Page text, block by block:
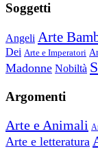
Soggetti
Angeli Arte
Dei Arte e Imperatori
Madonne Nobiltà
Argomenti
Arte e Animali
Arte e letteratura